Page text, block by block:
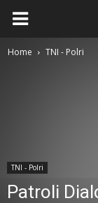
Home TNI - Polri
TNI - Polri
Patroli